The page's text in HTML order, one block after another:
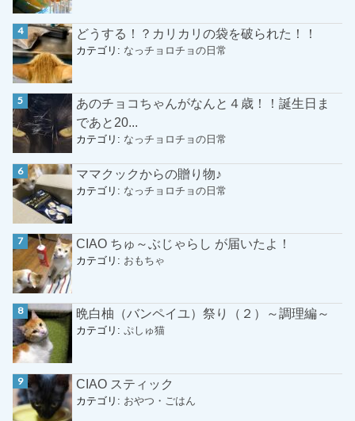
どうする！？カリカリの袋を破られた！！
カテゴリ: なっチョロチョの日常
あのチョコちゃんがなんと４歳！！誕生日ま
であと20...
カテゴリ: なっチョロチョの日常
ママクックからの贈り物♪
カテゴリ: なっチョロチョの日常
CIAO ちゅ～ぶじゃらし が届いたよ！
カテゴリ: おもちゃ
晩白柚（バンペイユ）祭り（２）～調理編～
カテゴリ:ぷしゅ猫
CIAO スティック
カテゴリ: おやつ・ごはん